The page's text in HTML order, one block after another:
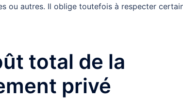
ou autres. Il oblige toutefois à respecter
total de la
privé